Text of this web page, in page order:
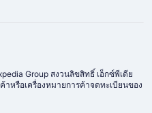
Group สงวนลิขสิทธิ์ เอ็กซ์พีเดีย
าหรือเครื่องหมายการค้าจดทะเบียนของ